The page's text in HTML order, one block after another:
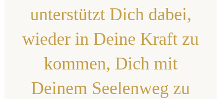
unterstützt Dich dabei,
wieder in Deine Kraft zu
kommen, Dich mit
Deinem Seelenweg zu